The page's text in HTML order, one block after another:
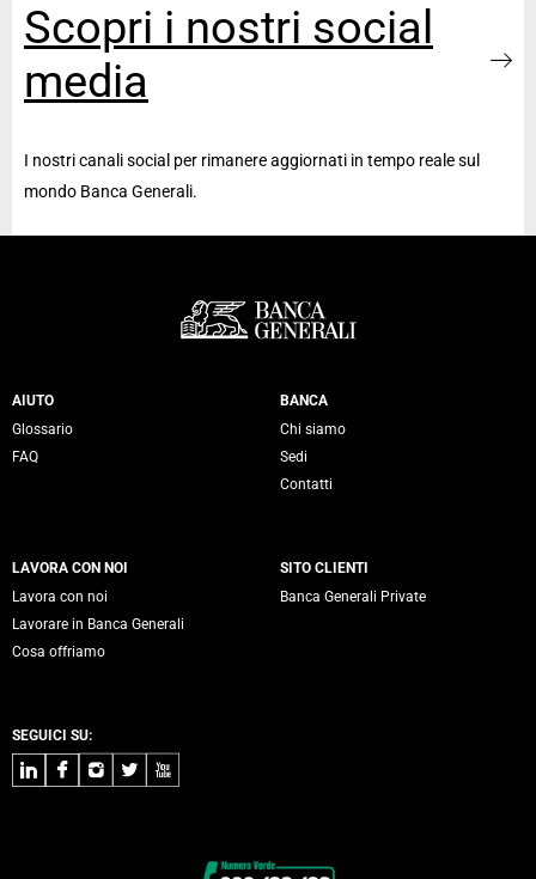
Scopri i nostri social
media
I nostri canali social per rimanere aggiornati in tempo reale sul
mondo Banca Generali.
Servizi Banca Generali
AIUTO
Glossario
FAQ
BANCA
Chi siamo
Sedi
Contatti
LAVORA CON NOI
Lavora con noi
Lavorare in Banca Generali
Cosa offriamo
SITO CLIENTI
Banca Generali Private
SEGUICI SU:
LinkedInFacebook
Instagram
TwitterYoutube